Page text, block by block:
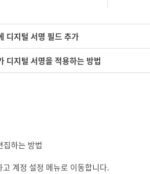
디지털 서명 필드 추가
디지털 서명을 적용하는 방법
집하는 방법
계정 설정 메뉴로 이동합니다.